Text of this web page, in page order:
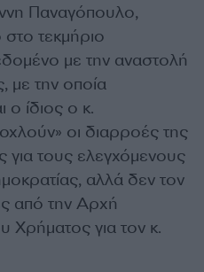
Παναγόπουλο,
τεκμήριο
με την αναστολή
με την οποία
ίδιος ο κ.
οι διαρροές της
για τους ελεγχόμενους
αλλά δεν τον
από την Αρχή
για τον κ.